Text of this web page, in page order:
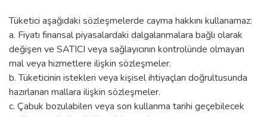
Tüketici aşağıdaki sözleşmelerde cayma hakkını kullanamaz:
a. Fiyatı finansal piyasalardaki dalgalanmalara bağlı olarak
değişen ve SATICI veya sağlayıcının kontrolünde olmayan
mal veya hizmetlere ilişkin sözleşmeler.
b. Tüketicinin istekleri veya kişisel ihtiyaçları doğrultusunda
hazırlanan mallara ilişkin sözleşmeler.
c. Çabuk bozulabilen veya son kullanma tarihi geçebilecek